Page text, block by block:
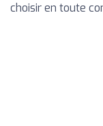
choisir en toute